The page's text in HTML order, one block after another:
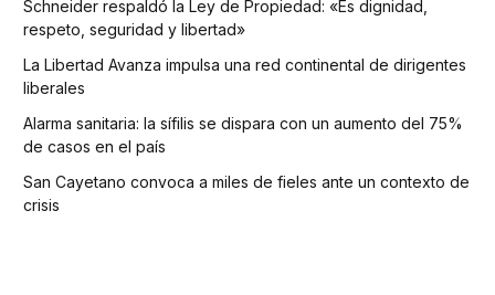
Schneider respaldó la Ley de Propiedad: «Es dignidad,
respeto, seguridad y libertad»
La Libertad Avanza impulsa una red continental de dirigentes
liberales
Alarma sanitaria: la sífilis se dispara con un aumento del 75%
de casos en el país
San Cayetano convoca a miles de fieles ante un contexto de
crisis